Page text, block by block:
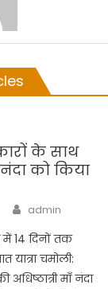
के साथ
को किया
Author
admin
में 14 दिनों तक
यात्रा चमोली:
माँ नंदा